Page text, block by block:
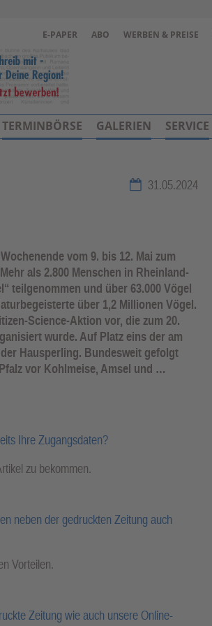
E-PAPER ABO WERBEN & PREISE
31.05.2024
vom 9. bis 12. Mai zum
als 2.800 Menschen in Rheinland-
teilgenommen und über 63.000 Vögel
über 1,2 Millionen Vögel.
Science-Aktion vor, die zum 20.
wurde. Auf Platz eins der am
Hausperling. Bundesweit gefolgt
vor Kohlmeise, Amsel und …
Ihre Zugangsdaten?
zu bekommen.
neben der gedruckten Zeitung auch
Vorteilen.
Zeitung wie auch unsere Online-
TERMINBÖRSE GALERIEN SERVICE